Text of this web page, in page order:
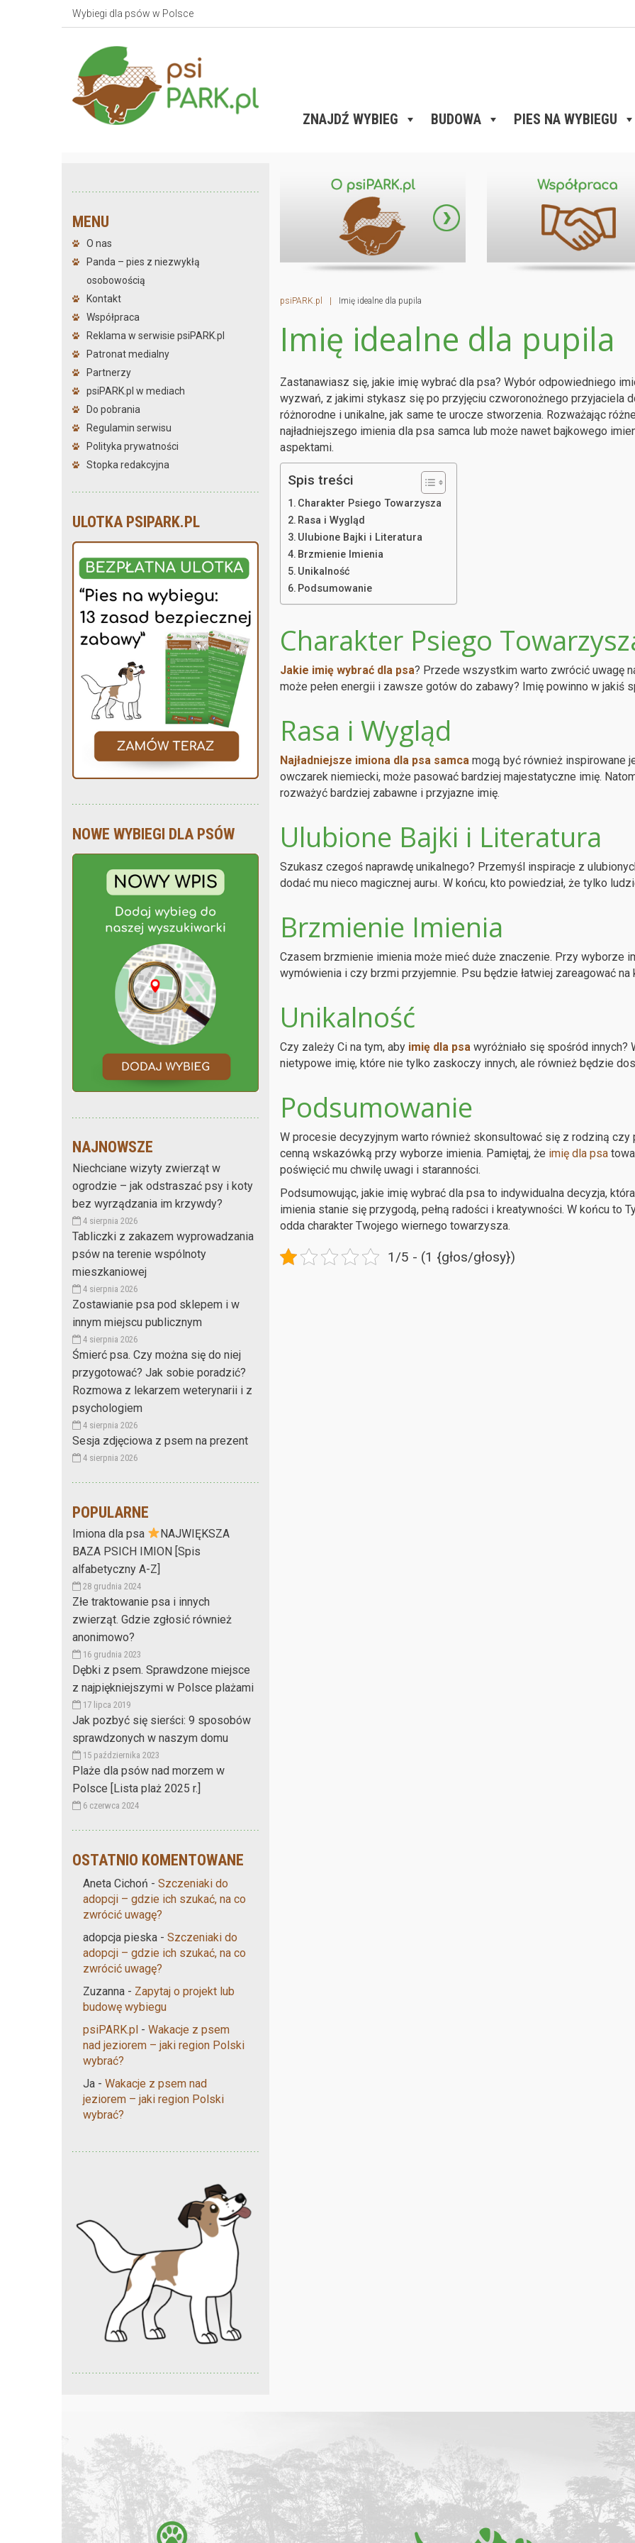
Wybiegi dla psów w Polsce
ZNAJDŹ WYBIEG BUDOWA PIES NA WYBIEGU
MENU
O nas
Panda – pies z niezwykłą
osobowością
Kontakt
Współpraca
Reklama w serwisie psiPARK.pl
Patronat medialny
Partnerzy
psiPARK.pl w mediach
Do pobrania
Regulamin serwisu
Polityka prywatności
Stopka redakcyjna
ULOTKA PSIPARK.PL
NOWE WYBIEGI DLA PSÓW
NAJNOWSZE
Niechciane wizyty zwierząt w
ogrodzie – jak odstraszać psy i koty
bez wyrządzania im krzywdy?
4 sierpnia 2026
Tabliczki z zakazem wyprowadzania
psów na terenie wspólnoty
mieszkaniowej
4 sierpnia 2026
Zostawianie psa pod sklepem i w
innym miejscu publicznym
4 sierpnia 2026
Śmierć psa. Czy można się do niej
przygotować? Jak sobie poradzić?
Rozmowa z lekarzem weterynarii i z
psychologiem
4 sierpnia 2026
Sesja zdjęciowa z psem na prezent
4 sierpnia 2026
POPULARNE
Imiona dla psa
NAJWIĘKSZA
BAZA PSICH IMION [Spis
alfabetyczny A-Z]
28 grudnia 2024
Złe traktowanie psa i innych
zwierząt. Gdzie zgłosić również
anonimowo?
16 grudnia 2023
Dębki z psem. Sprawdzone miejsce
z najpiękniejszymi w Polsce plażami
17 lipca 2019
Jak pozbyć się sierści: 9 sposobów
sprawdzonych w naszym domu
15 października 2023
Plaże dla psów nad morzem w
Polsce [Lista plaż 2025 r.]
6 czerwca 2024
OSTATNIO KOMENTOWANE
Aneta Cichoń - Szczeniaki do
adopcji – gdzie ich szukać, na co
zwrócić uwagę?
adopcja pieska - Szczeniaki do
adopcji – gdzie ich szukać, na co
zwrócić uwagę?
Zuzanna - Zapytaj o projekt lub
budowę wybiegu
psiPARK.pl - Wakacje z psem
nad jeziorem – jaki region Polski
wybrać?
Ja - Wakacje z psem nad
jeziorem – jaki region Polski
wybrać?
psiPARK.pl Imię idealne dla pupila
Imię idealne dla pupila
Zastanawiasz się, jakie imię wybrać dla psa? Wybór odpowiedniego
wyzwań, z jakimi stykasz się po przyjęciu czworonożnego przyjaciela
różnorodne i unikalne, jak same te urocze stworzenia. Rozważając
najładniejszego imienia dla psa samca lub może nawet bajkowego
aspektami.
Spis treści
Charakter Psiego Towarzysza
Rasa i Wygląd
Ulubione Bajki i Literatura
Brzmienie Imienia
Unikalność
Podsumowanie
Charakter Psiego
Jakie imię wybrać dla psa? Przede wszystkim warto zwrócić uwagę
może pełen energii i zawsze gotów do zabawy? Imię powinno w jakiś
Rasa i Wygląd
Najładniejsze imiona dla psa samcamogą być również inspirowane
owczarek niemiecki, może pasować bardziej majestatyczne imię.
rozważyć bardziej zabawne i przyjazne imię.
Ulubione Bajki i Literatura
Szukasz czegoś naprawdę unikalnego? Przemyśl inspiracje z
dodać mu nieco magicznej aurы. W końcu, kto powiedział, że tylko
Brzmienie Imienia
Czasem brzmienie imienia może mieć duże znaczenie. Przy wyborze
wymówienia i czy brzmi przyjemnie. Psu będzie łatwiej zareagować na
Unikalność
Czy zależy Ci na tym, aby imię dla psawyróżniało się spośród
nietypowe imię, które nie tylko zaskoczy innych, ale również będzie
Podsumowanie
W procesie decyzyjnym warto również skonsultować się z rodziną czy
cenną wskazówką przy wyborze imienia. Pamiętaj, że imię dla psa
poświęcić mu chwilę uwagi i staranności.
Podsumowując, jakie imię wybrać dla psa to indywidualna decyzja,
imienia stanie się przygodą, pełną radości i kreatywności. W końcu to
odda charakter Twojego wiernego towarzysza.
1/5 - (1 {głos/głosy})